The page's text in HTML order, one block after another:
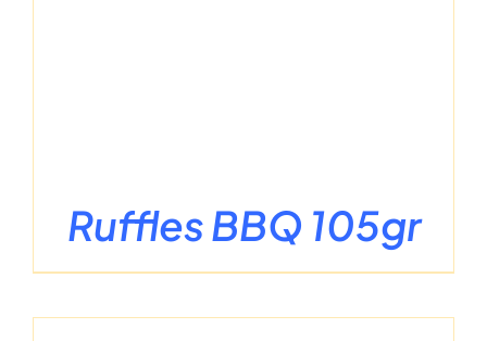
Ruffles BBQ 105gr